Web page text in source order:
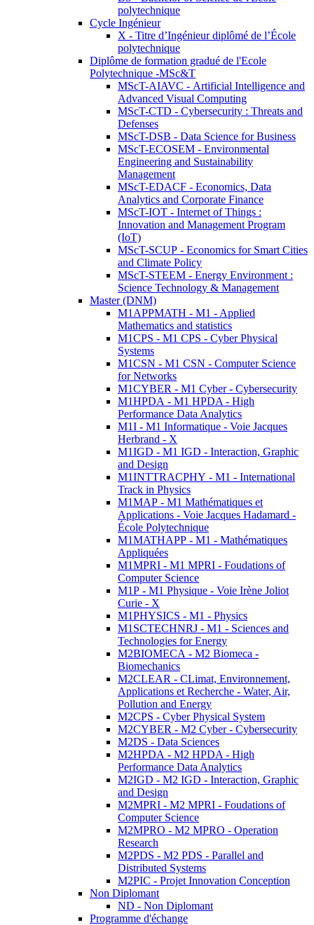
polytechnique
Cycle Ingénieur
X - Titre d’Ingénieur diplômé de l’École
polytechnique
Diplôme de formation gradué de l'Ecole
Polytechnique -MSc&T
MScT-AIAVC - Artificial Intelligence and
Advanced Visual Computing
MScT-CTD - Cybersecurity : Threats and
Defenses
MScT-DSB - Data Science for Business
MScT-ECOSEM - Environmental
Engineering and Sustainability
Management
MScT-EDACF - Economics, Data
Analytics and Corporate Finance
MScT-IOT - Internet of Things :
Innovation and Management Program
(IoT)
MScT-SCUP - Economics for Smart Cities
and Climate Policy
MScT-STEEM - Energy Environment :
Science Technology & Management
Master (DNM)
M1APPMATH - M1 - Applied
Mathematics and statistics
M1CPS - M1 CPS - Cyber Physical
Systems
M1CSN - M1 CSN - Computer Science
for Networks
M1CYBER - M1 Cyber - Cybersecurity
M1HPDA - M1 HPDA - High
Performance Data Analytics
M1I - M1 Informatique - Voie Jacques
Herbrand - X
M1IGD - M1 IGD - Interaction, Graphic
and Design
M1INTTRACPHY - M1 - International
Track in Physics
M1MAP - M1 Mathématiques et
Applications - Voie Jacques Hadamard -
École Polytechnique
M1MATHAPP - M1 - Mathématiques
Appliquées
M1MPRI - M1 MPRI - Foudations of
Computer Science
M1P - M1 Physique - Voie Irène Joliot
Curie - X
M1PHYSICS - M1 - Physics
M1SCTECHNRJ - M1 - Sciences and
Technologies for Energy
M2BIOMECA - M2 Biomeca -
Biomechanics
M2CLEAR - CLimat, Environnement,
Applications et Recherche - Water, Air,
Pollution and Energy
M2CPS - Cyber Physical System
M2CYBER - M2 Cyber - Cybersecurity
M2DS - Data Sciences
M2HPDA - M2 HPDA - High
Performance Data Analytics
M2IGD - M2 IGD - Interaction, Graphic
and Design
M2MPRI - M2 MPRI - Foudations of
Computer Science
M2MPRO - M2 MPRO - Operation
Research
M2PDS - M2 PDS - Parallel and
Distributed Systems
M2PIC - Projet Innovation Conception
Non Diplomant
ND - Non Diplomant
Programme d'échange